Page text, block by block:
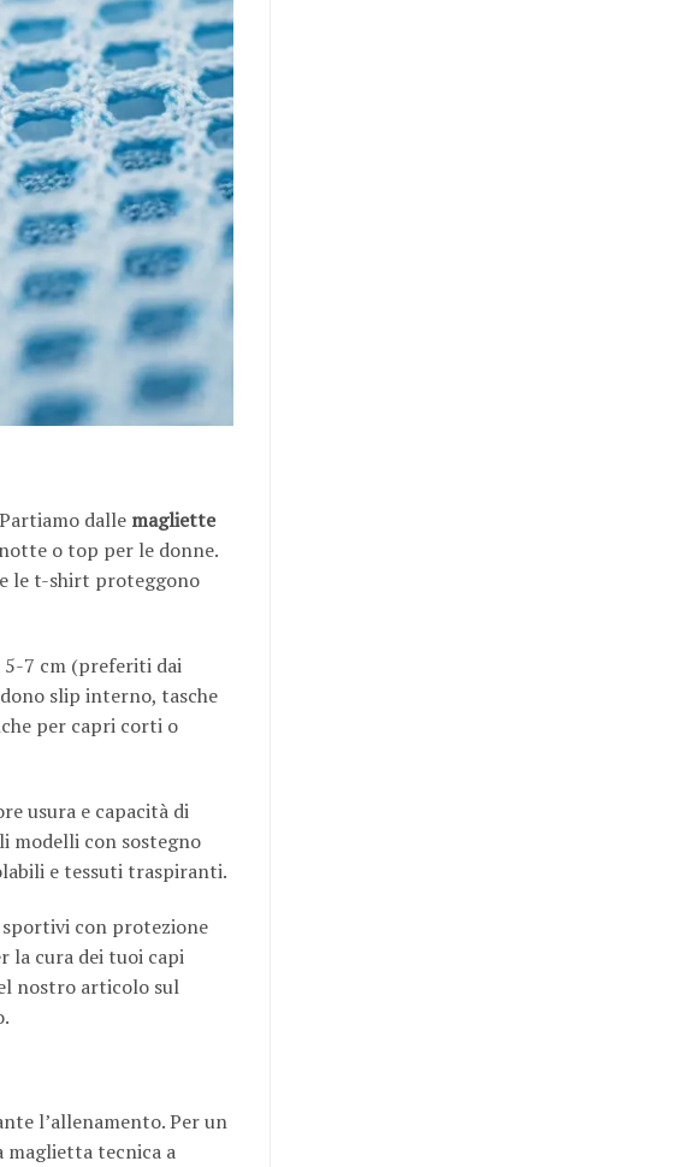
dalle magliette
o top per le donne.
le t-shirt proteggono
5-7 cm (preferiti dai
slip interno, tasche
per capri corti o
usura e capacità di
modelli con sostegno
e tessuti traspiranti.
sportivi con protezione
la cura dei tuoi capi
nostro articolo sul
l’allenamento. Per un
maglietta tecnica a